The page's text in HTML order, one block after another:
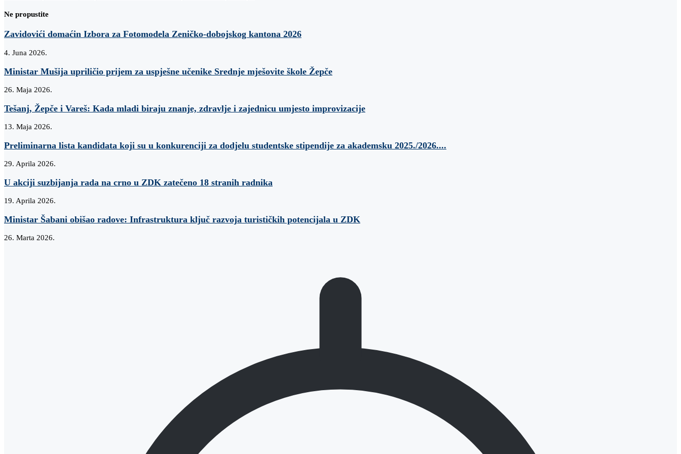
Ne propustite
Zavidovići domaćin Izbora za Fotomodela Zeničko-dobojskog kantona 2026
4. Juna 2026.
Ministar Mušija upriličio prijem za uspješne učenike Srednje mješovite škole Žepče
26. Maja 2026.
Tešanj, Žepče i Vareš: Kada mladi biraju znanje, zdravlje i zajednicu umjesto improvizacije
13. Maja 2026.
Preliminarna lista kandidata koji su u konkurenciji za dodjelu studentske stipendije za akademsku 2025./2026....
29. Aprila 2026.
U akciji suzbijanja rada na crno u ZDK zatečeno 18 stranih radnika
19. Aprila 2026.
Ministar Šabani obišao radove: Infrastruktura ključ razvoja turističkih potencijala u ZDK
26. Marta 2026.